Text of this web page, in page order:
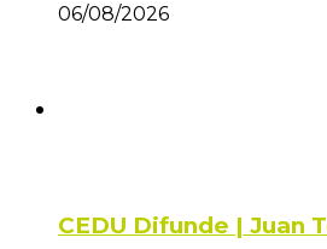
06/08/2026
CEDU Difunde | Juan